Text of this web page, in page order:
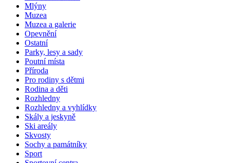
Mlýny
Muzea
Muzea a galerie
Opevnění
Ostatní
Parky, lesy a sady
Poutní místa
Příroda
Pro rodiny s dětmi
Rodina a děti
Rozhledny
Rozhledny a vyhlídky
Skály a jeskyně
Ski areály
Skvosty
Sochy a památníky
Sport